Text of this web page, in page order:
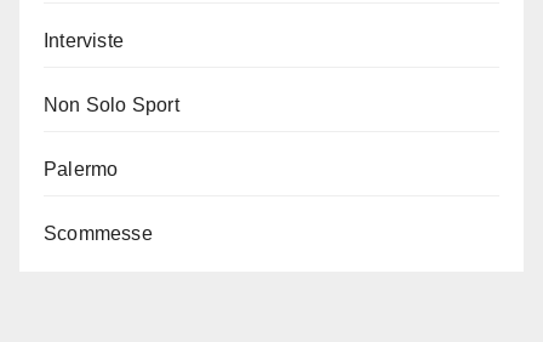
Interviste
Non Solo Sport
Palermo
Scommesse